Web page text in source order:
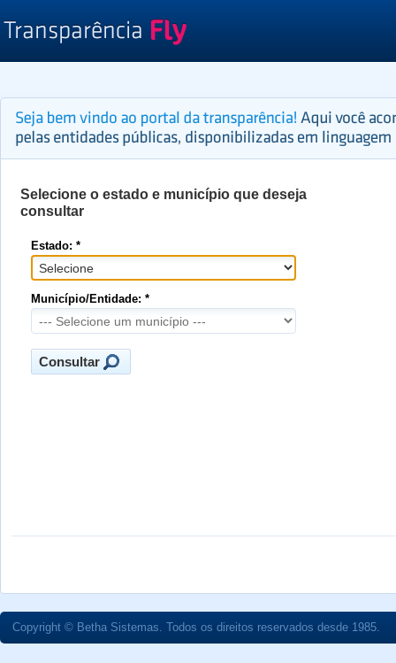
Selecione o estado e município que deseja
consultar
Estado: *
Município/Entidade: *
Copyright © Betha Sistemas. Todos os direitos reservados desde 1985.